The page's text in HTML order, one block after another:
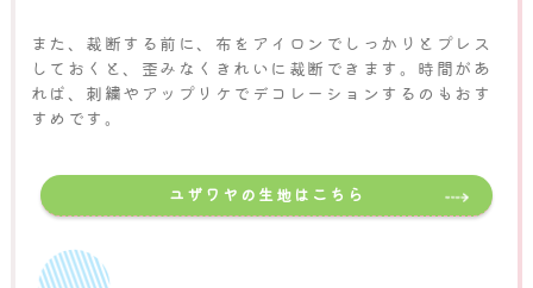
また、裁断する前に、布をアイロンでしっかりとプレス
しておくと、歪みなくきれいに裁断できます。時間があ
れば、刺繍やアップリケでデコレーションするのもおす
すめです。
ユザワヤの生地はこちら